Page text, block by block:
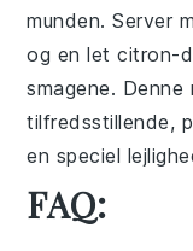
munden. Server
og en let citron-
smagene.
tilfredsstillende,
en speciel
FAQ: